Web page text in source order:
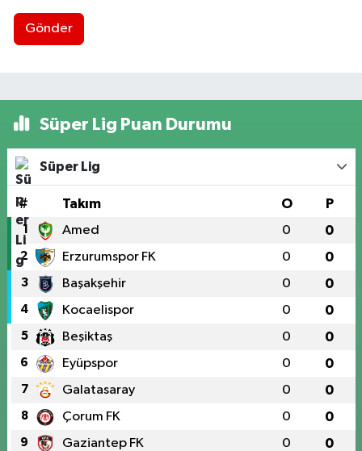
Gönder
Süper Lig Puan Durumu
Süper Lig
# Takım O P
1 Amed 0 0
2 Erzurumspor FK 0 0
3 Başakşehir 0 0
4 Kocaelispor 0 0
5 Beşiktaş 0 0
6 Eyüpspor 0 0
7 Galatasaray 0 0
8 Çorum FK 0 0
9 Gaziantep FK 0 0